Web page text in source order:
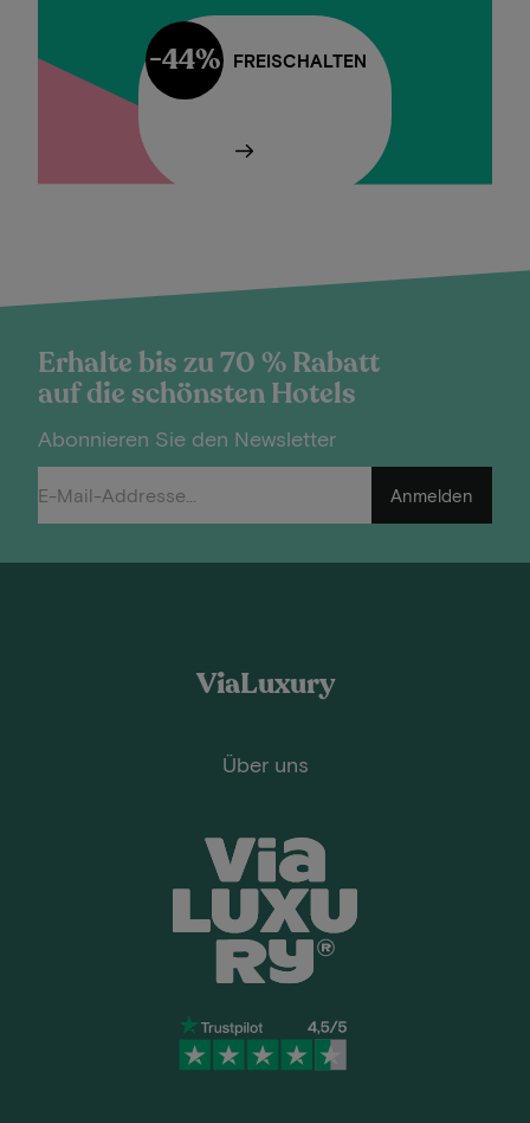
FREISCHALTEN
-44%
Erhalte bis zu 70 % Rabatt
auf die schönsten Hotels
Abonnieren Sie den Newsletter
Anmelden
ViaLuxury
Über uns